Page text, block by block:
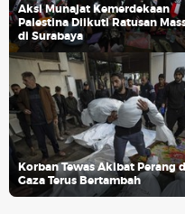
Aksi Munajat Kemerdekaan
Palestina Diikuti Ratusan
di Surabaya
Korban Tewas Akibat Perang
Gaza Terus Bertambah